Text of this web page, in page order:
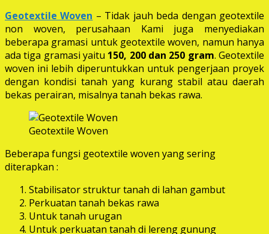
Geotextile Woven – Tidak jauh beda dengan geotextile
non woven, perusahaan Kami juga menyediakan
beberapa gramasi untuk geotextile woven, namun hanya
ada tiga gramasi yaitu 150, 200 dan 250 gram. Geotextile
woven ini lebih diperuntukkan untuk pengerjaan proyek
dengan kondisi tanah yang kurang stabil atau daerah
bekas perairan, misalnya tanah bekas rawa.
Geotextile Woven
Beberapa fungsi geotextile woven yang sering
diterapkan :
Stabilisator struktur tanah di lahan gambut
Perkuatan tanah bekas rawa
Untuk tanah urugan
Untuk perkuatan tanah di lereng gunung